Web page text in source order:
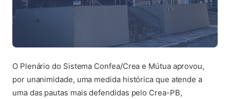
O Plenário do Sistema Confea/Crea e Mútua aprovou,
por unanimidade, uma medida histórica que atende a
uma das pautas mais defendidas pelo Crea-PB,